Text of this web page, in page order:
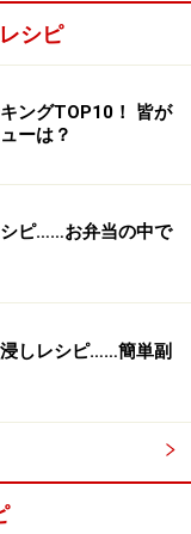
方・手順
取り塩水で洗う
ンジで解凍。又
シピ
ングTOP10！ 皆が
ーは？
ピ……お弁当の中で
しレシピ……簡単副